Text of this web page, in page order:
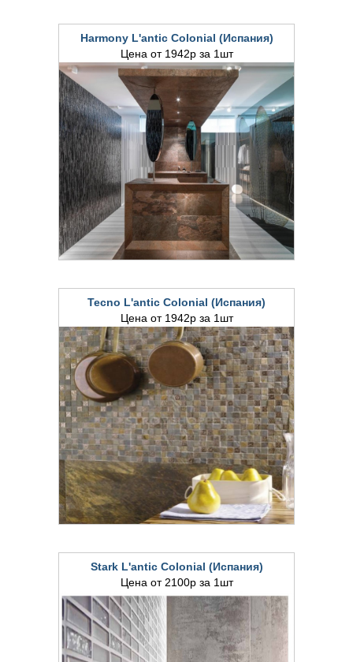
Harmony L'antic Colonial (Испания)
Цена от 1942р за 1шт
Tecno L'antic Colonial (Испания)
Цена от 1942р за 1шт
Stark L'antic Colonial (Испания)
Цена от 2100р за 1шт